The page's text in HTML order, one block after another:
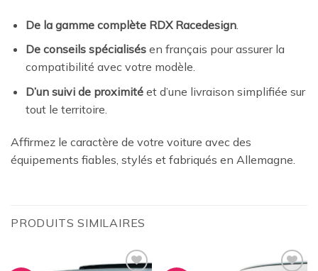
De la gamme complète RDX Racedesign.
De conseils spécialisésen français pour assurer la
compatibilité avec votre modèle.
D’un suivi de proximitéet d’une livraison simplifiée sur
tout le territoire.
Affirmez le caractère de votre voiture avec des
équipements fiables, stylés et fabriqués en Allemagne.
PRODUITS SIMILAIRES